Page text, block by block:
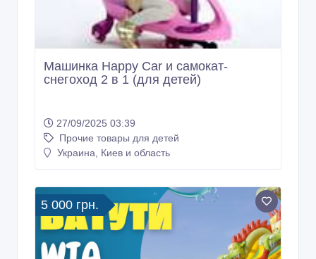
Машинка Happy Car и самокат-
снегоход 2 в 1 (для детей)
27/09/2025 03:39
Прочие товары для детей
Украина, Киев и область
5 000 грн.